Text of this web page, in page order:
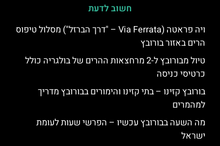
חשוב לדעת
ויה פראטה (Via Ferrata – "דרך הברזל") מסלול טיפוס
הרים באזור בורובץ
טיול מבורובץ ל-2 מרחצאות ההרים של בולגריה כולל
כרטיסי כניסה
בורובץ קזינו – בתי קזינו והימורים בבורובץ מדריך
למהמרים
מה השעה בבורובץ עכשיו – הפרשי שעות לעומת
ישראל